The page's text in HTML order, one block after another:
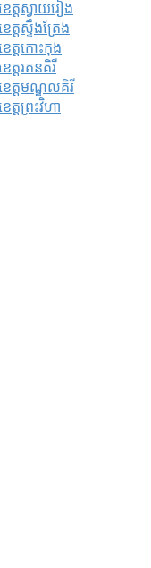
ត្តស្វាយរៀង
ត្តស្ទឹងត្រែង
ត្តកោះកុង
ត្តរតនគិរី
េត្តមណ្ឌលគិរី
តព្រះវិហា